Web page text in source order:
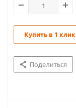
Купить в 1 клик
Поделиться